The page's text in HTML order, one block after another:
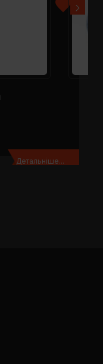
Детальніше...